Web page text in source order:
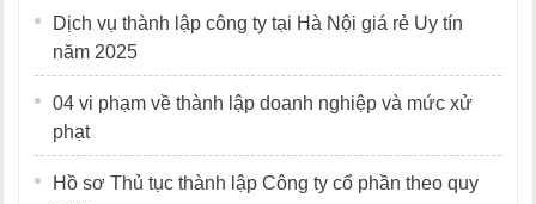
Dịch vụ thành lập công ty tại Hà Nội giá rẻ Uy tín
năm 2025
04 vi phạm về thành lập doanh nghiệp và mức xử
phạt
Hồ sơ Thủ tục thành lập Công ty cổ phần theo quy